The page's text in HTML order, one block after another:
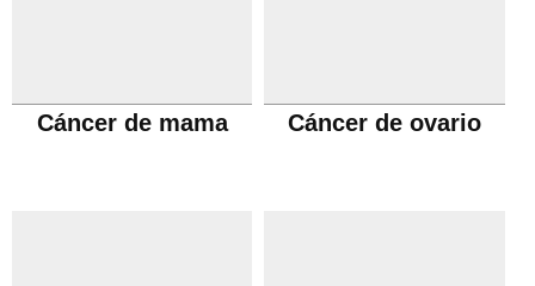
Cáncer de mama Cáncer de ovario